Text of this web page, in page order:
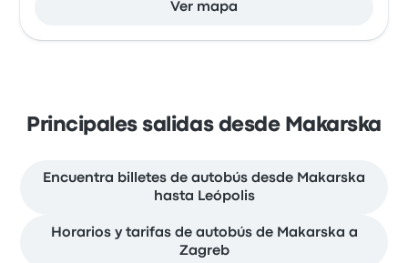
Ver mapa
Principales salidas desde Makarska
Encuentra billetes de autobús desde Makarska
hasta Leópolis
Horarios y tarifas de autobús de Makarska a
Zagreb